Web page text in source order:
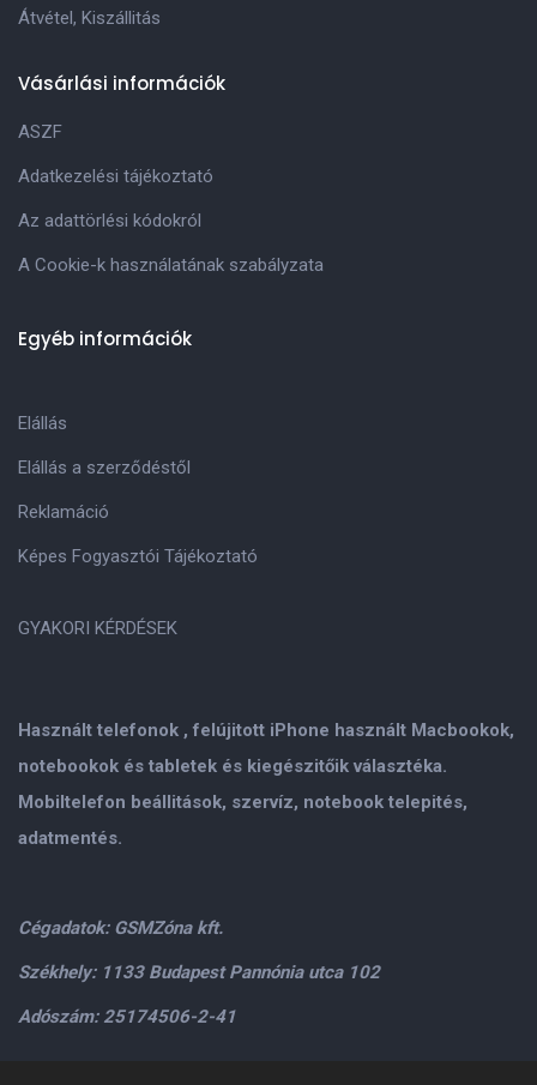
Használt telefonok , felújitott iPhone használt Macbookok,
notebookok és tabletek és kiegészitőik választéka.
Mobiltelefon beállitások, szervíz, notebook telepités,
adatmentés.
Cégadatok: GSMZóna kft.
Székhely: 1133 Budapest Pannónia utca 102
Adószám: 25174506-2-41
Átvétel, Kiszállitás
Vásárlási információk
ASZF
Adatkezelési tájékoztató
Az adattörlési kódokról
A Cookie-k használatának szabályzata
Egyéb információk
Elállás
Elállás a szerződéstől
Reklamáció
Képes Fogyasztói Tájékoztató
GYAKORI KÉRDÉSEK